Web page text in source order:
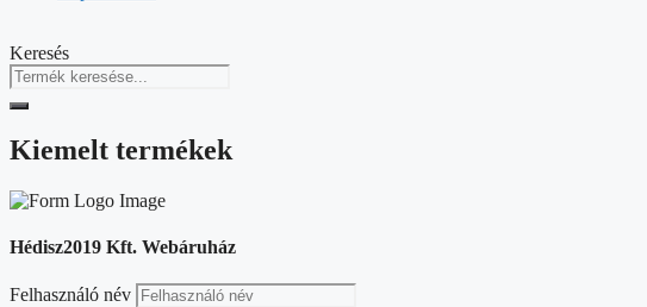
Keresés
Kiemelt termékek
Hédisz2019 Kft. Webáruház
Felhasználó név